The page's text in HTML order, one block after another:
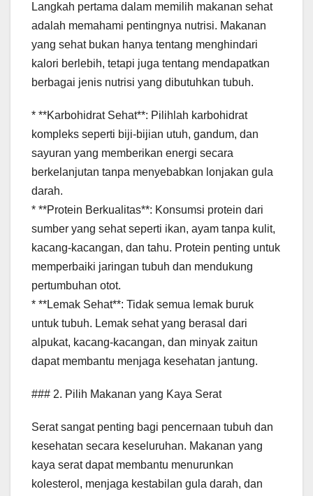
Langkah pertama dalam memilih makanan sehat
adalah memahami pentingnya nutrisi. Makanan
yang sehat bukan hanya tentang menghindari
kalori berlebih, tetapi juga tentang mendapatkan
berbagai jenis nutrisi yang dibutuhkan tubuh.
* **Karbohidrat Sehat**: Pilihlah karbohidrat
kompleks seperti biji-bijian utuh, gandum, dan
sayuran yang memberikan energi secara
berkelanjutan tanpa menyebabkan lonjakan gula
darah.
* **Protein Berkualitas**: Konsumsi protein dari
sumber yang sehat seperti ikan, ayam tanpa kulit,
kacang-kacangan, dan tahu. Protein penting untuk
memperbaiki jaringan tubuh dan mendukung
pertumbuhan otot.
* **Lemak Sehat**: Tidak semua lemak buruk
untuk tubuh. Lemak sehat yang berasal dari
alpukat, kacang-kacangan, dan minyak zaitun
dapat membantu menjaga kesehatan jantung.
### 2. Pilih Makanan yang Kaya Serat
Serat sangat penting bagi pencernaan tubuh dan
kesehatan secara keseluruhan. Makanan yang
kaya serat dapat membantu menurunkan
kolesterol, menjaga kestabilan gula darah, dan